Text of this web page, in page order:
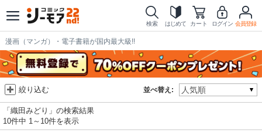
検索 はじめて カート ログイン 会員登録
漫画（マンガ）・電子書籍が国内最大級!!
並べ替え:
絞り込む
「織田みどり」の検索結果
10件中 1～10件を表示